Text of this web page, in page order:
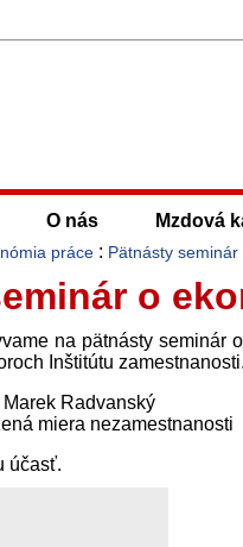
O nás Mzdová
práce : Pätnásty
o
na pätnásty seminár
Inštitútu zamestnanosti.
Radvanský
miera nezamestnanosti
účasť.